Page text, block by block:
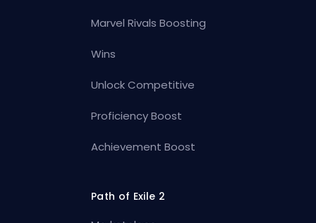
Marvel Rivals Boosting
Wins
Unlock Competitive
Proficiency Boost
Achievement Boost
Path of Exile 2